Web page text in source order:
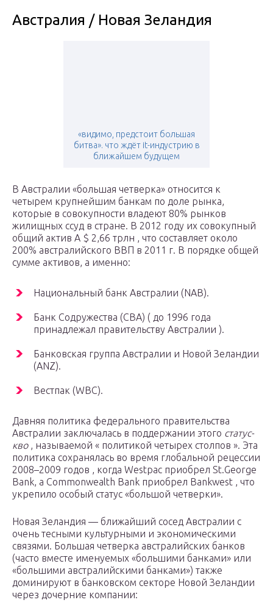
Австралия / Новая Зеландия
«видимо, предстоит большая
битва». что ждёт it-индустрию в
ближайшем будущем
В Австралии «большая четверка» относится к
четырем крупнейшим банкам по доле рынка,
которые в совокупности владеют 80% рынков
жилищных ссуд в стране. В 2012 году их совокупный
общий актив A $ 2,66 трлн , что составляет около
200% австралийского ВВП в 2011 г. В порядке общей
сумме активов, а именно:
Национальный банк Австралии (NAB).
Банк Содружества (CBA) ( до 1996 года
принадлежал правительству Австралии ).
Банковская группа Австралии и Новой Зеландии
(ANZ).
Вестпак (WBC).
Давняя политика федерального правительства
Австралии заключалась в поддержании этого статус-
кво, называемой « политикой четырех столпов ». Эта
политика сохранялась во время глобальной рецессии
2008–2009 годов , когда Westpac приобрел St.George
Bank, а Commonwealth Bank приобрел Bankwest , что
укрепило особый статус «большой четверки».
Новая Зеландия — ближайший сосед Австралии с
очень тесными культурными и экономическими
связями. Большая четверка австралийских банков
(часто вместе именуемых «большими банками» или
«большими австралийскими банками») также
доминируют в банковском секторе Новой Зеландии
через дочерние компании: